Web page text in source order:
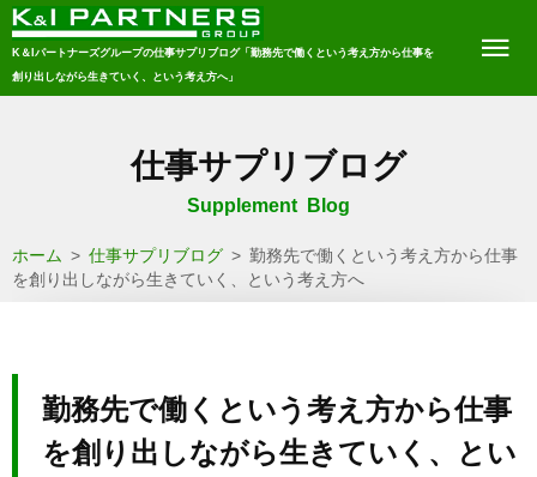
K＆Iパートナーズグループの仕事サプリブログ「勤務先で働くという考え方から仕事を
創り出しながら生きていく、という考え方へ」
仕事サプリブログ
Supplement Blog
ホーム > 仕事サプリブログ > 勤務先で働くという考え方から仕事
を創り出しながら生きていく、という考え方へ
勤務先で働くという考え方から仕事
を創り出しながら生きていく、とい